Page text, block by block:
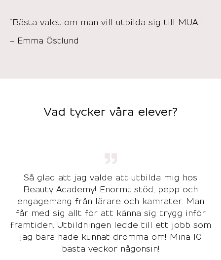
”Bästa valet om man vill utbilda sig till MUA.”
– Emma Östlund
Vad tycker våra elever?
Så glad att jag valde att utbilda mig hos
Beauty Academy! Enormt stöd, pepp och
engagemang från lärare och kamrater. Man
får med sig allt för att känna sig trygg inför
framtiden. Utbildningen ledde till ett jobb som
jag bara hade kunnat drömma om! Mina 10
bästa veckor någonsin!